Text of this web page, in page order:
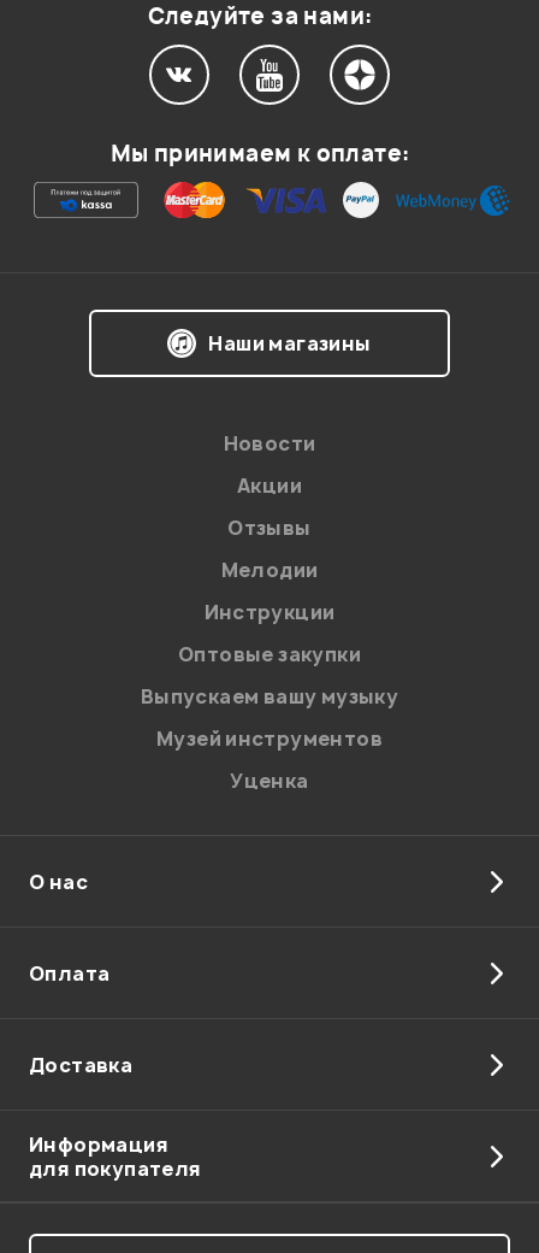
согласиена обработку персональных данных в
соответствии сПолитикой в отношении обработки
персональных данных.
Следуйте за нами:
Мы принимаем к оплате:
Наши магазины
Новости
Акции
Отзывы
Мелодии
Инструкции
Оптовые закупки
Выпускаем вашу музыку
Музей инструментов
Уценка
О нас
Оплата
Доставка
Информация
для покупателя